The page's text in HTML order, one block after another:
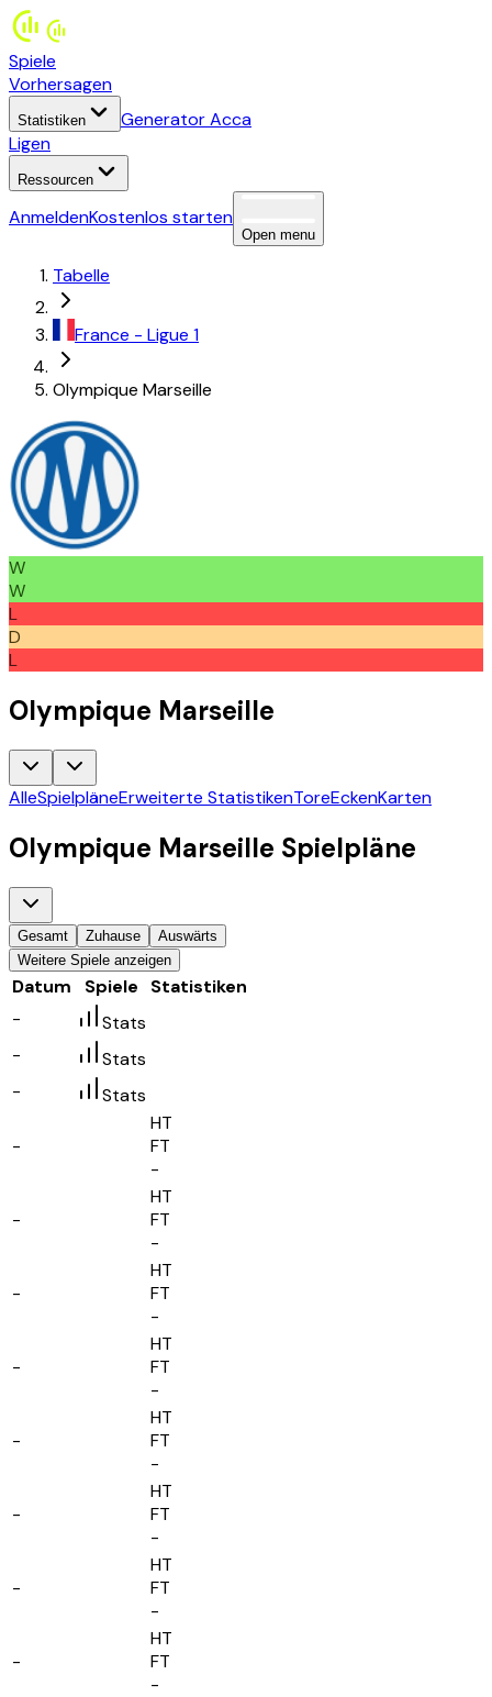
Spiele
Vorhersagen
Statistiken
Generator Acca
Ligen
Ressourcen
AnmeldenKostenlos starten
Open menu
Tabelle
France - Ligue 1
Olympique Marseille
W
W
L
D
L
Olympique Marseille
AlleSpielpläneErweiterte StatistikenToreEckenKarten
Olympique Marseille Spielpläne
Gesamt Zuhause
Auswärts
Weitere Spiele anzeigen
Datum Spiele
Statistiken
-
Stats
-
Stats
-
Stats
-
HT
FT
-
-
HT
FT
-
-
HT
FT
-
-
HT
FT
-
-
HT
FT
-
-
HT
FT
-
-
HT
FT
-
-
HT
FT
-